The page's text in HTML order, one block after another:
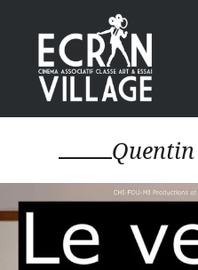
contenu
principal
ÉCRAN VILLAGE